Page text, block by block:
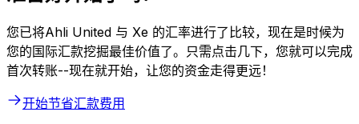
您已将Ahli United 与 Xe 的汇率进行了比较，现在是时候为
您的国际汇款挖掘最佳价值了。只需点击几下，您就可以完成
首次转账--现在就开始，让您的资金走得更远！
开始节省汇款费用